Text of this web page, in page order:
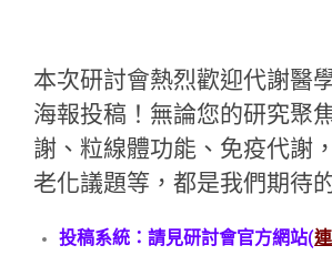
本次研討會熱烈歡迎代謝醫
海報投稿！無論您的研究聚
謝、粒線體功能、免疫代謝
老化議題等，都是我們期待
投稿系統：請見研討會官方網站(